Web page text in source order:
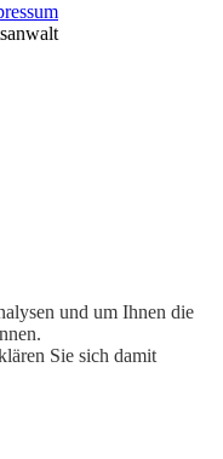
und um Ihnen die
Sie sich damit